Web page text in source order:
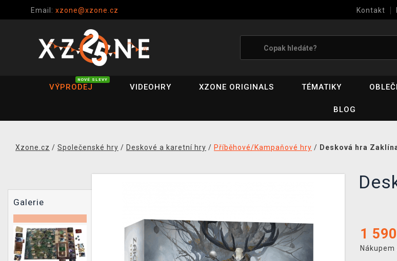
Email: xzone@xzone.cz Kontakt
VÝPRODEJ
NOVÉ SLEVY
VIDEOHRY XZONE ORIGINALS TÉMATIKY
BLOG
Xzone.cz / Společenské hry / Deskové a karetní hry / Příběhové/Kampaňové hry / Desková hra
Galerie
1 590